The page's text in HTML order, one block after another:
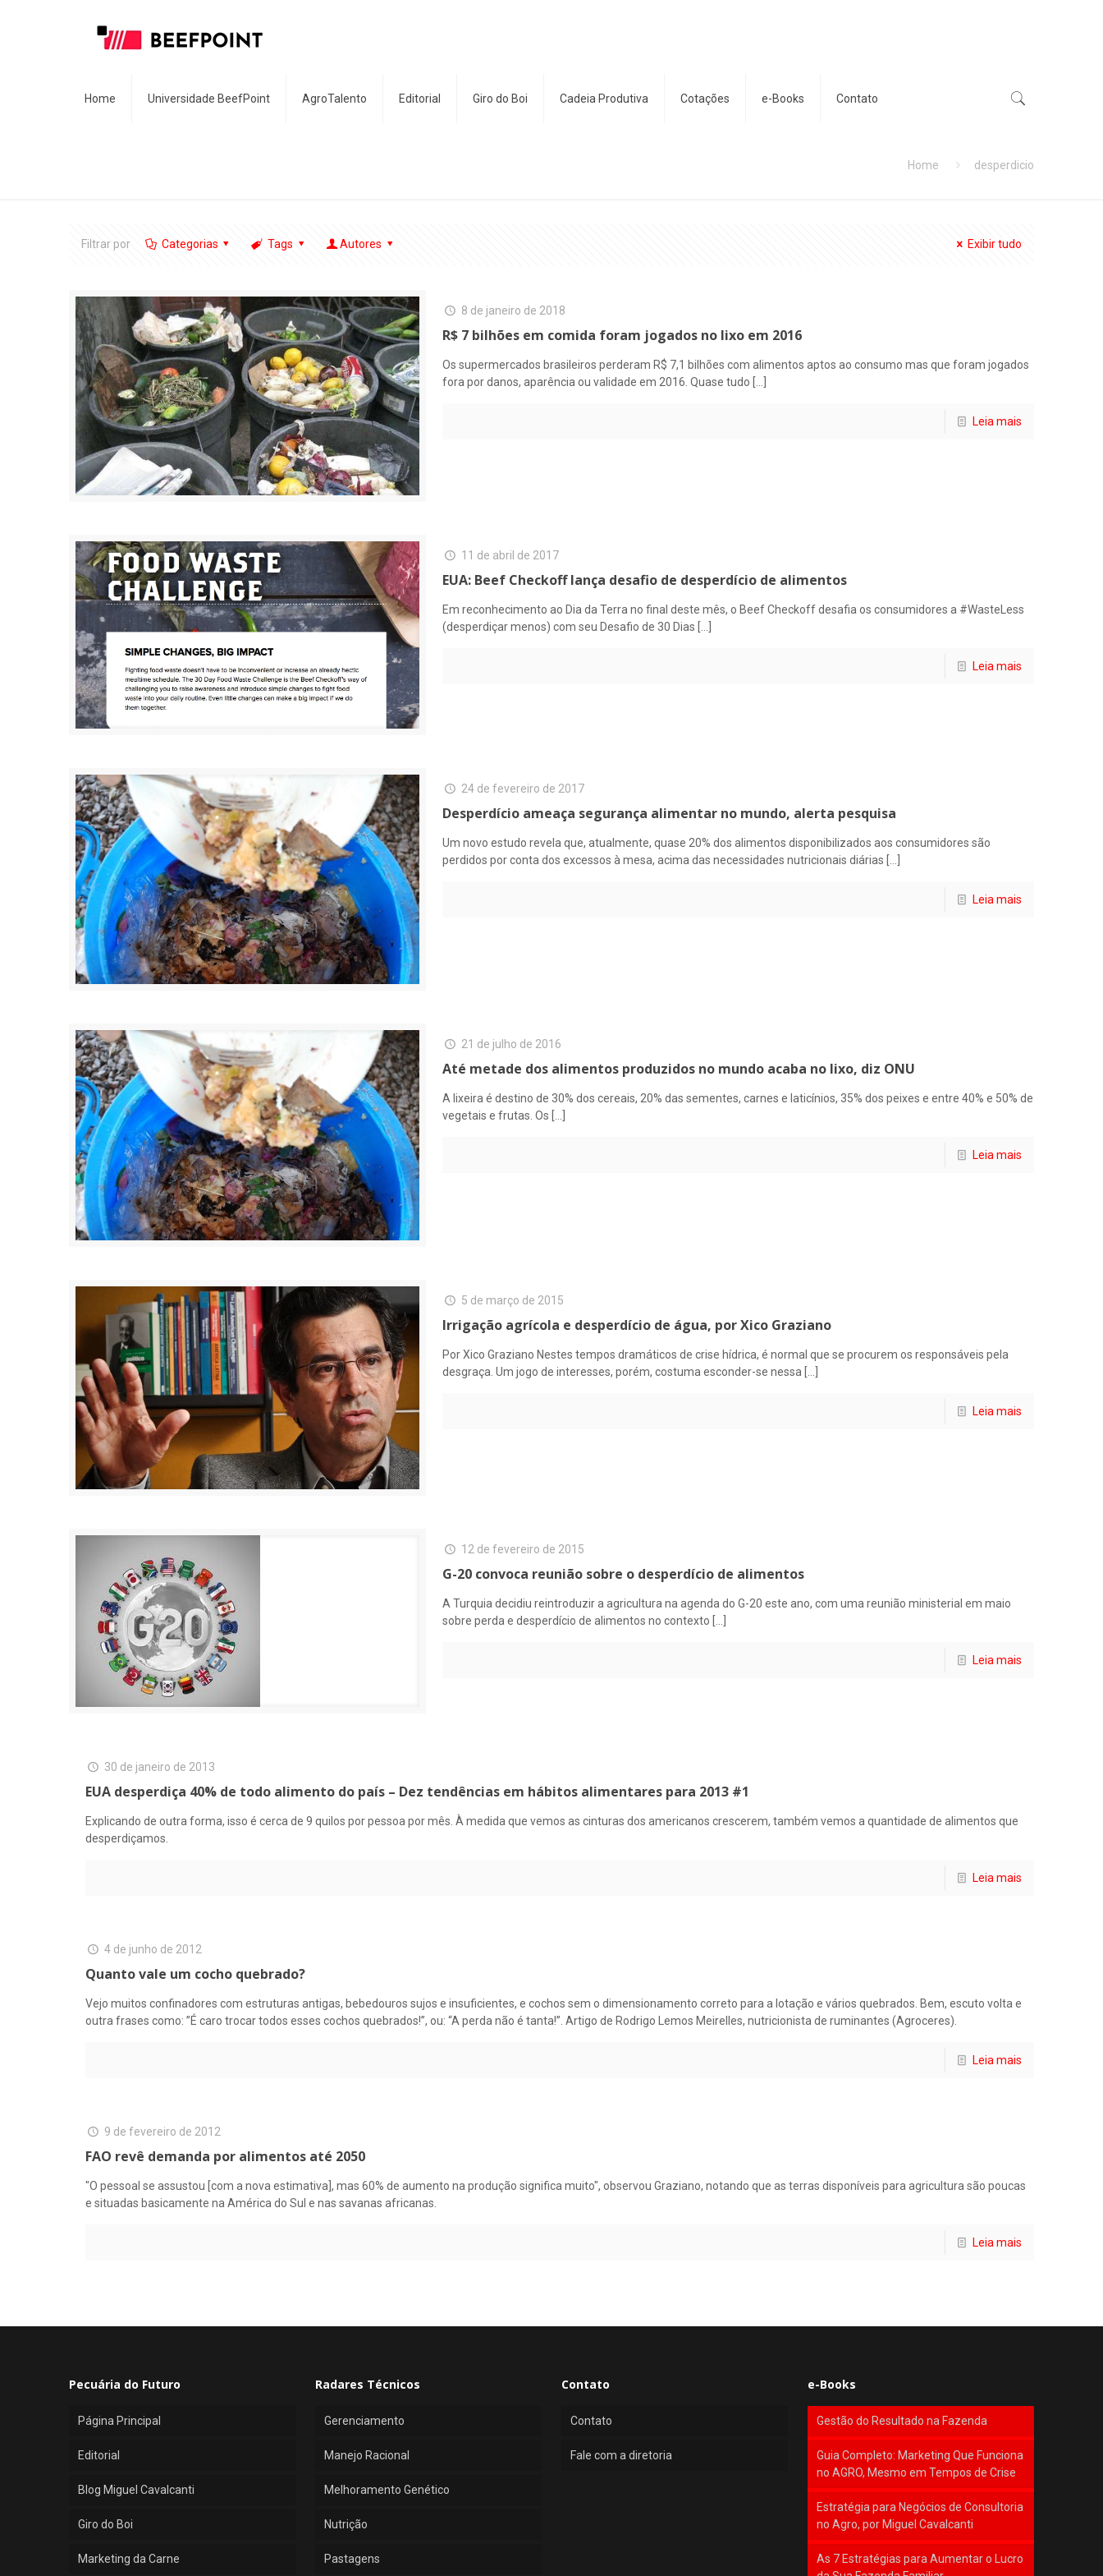
Home Universidade BeefPoint AgroTalento Editorial Giro do Boi Cadeia Produtiva Cotações e-Books Contato
Home desperdicio
Filtrar por Categorias Tags Autores Exibir tudo
8 de janeiro de 2018
R$ 7 bilhões em comida foram jogados no lixo em 2016
Os supermercados brasileiros perderam R$ 7,1 bilhões com alimentos aptos ao consumo mas que foram jogados
fora por danos, aparência ou validade em 2016. Quase tudo
Leia mais
11 de abril de 2017
EUA: Beef Checkoff lança desafio de desperdício de alimentos
Em reconhecimento ao Dia da Terra no final deste mês, o Beef Checkoff desafia os consumidores a #WasteLess
(desperdiçar menos) com seu Desafio de 30 Dias […]
Leia mais
24 de fevereiro de 2017
Desperdício ameaça segurança alimentar no mundo, alerta pesquisa
Um novo estudo revela que, atualmente, quase 20% dos alimentos disponibilizados aos consumidores são
perdidos por conta dos excessos à mesa, acima das necessidades nutricionais diárias
Leia mais
21 de julho de 2016
Até metade dos alimentos produzidos no mundo acaba no lixo, diz ONU
A lixeira é destino de 30% dos cereais, 20% das sementes, carnes e laticínios, 35% dos peixes e entre 40% e 50% de
vegetais e frutas. Os […]
Leia mais
5 de março de 2015
Irrigação agrícola e desperdício de água, por Xico Graziano
Por Xico Graziano Nestes tempos dramáticos de crise hídrica, é normal que se procurem os responsáveis pela
desgraça. Um jogo de interesses, porém, costuma esconder-se nessa
Leia mais
12 de fevereiro de 2015
G-20 convoca reunião sobre o desperdício de alimentos
A Turquia decidiu reintroduzir a agricultura na agenda do G-20 este ano, com uma reunião ministerial em maio
sobre perda e desperdício de alimentos no contexto
Leia mais
30 de janeiro de 2013
EUA desperdiça 40% de todo alimento do país – Dez tendências em hábitos alimentares para 2013 #1
Explicando de outra forma, isso é cerca de 9 quilos por pessoa por mês. À medida que vemos as cinturas dos americanos crescerem, também vemos a quantidade de alimentos que
desperdiçamos.
Leia mais
4 de junho de 2012
Quanto vale um cocho quebrado?
Vejo muitos confinadores com estruturas antigas, bebedouros sujos e insuficientes, e cochos sem o dimensionamento correto para a lotação e vários quebrados. Bem, escuto volta e
outra frases como: ”É caro trocar todos esses cochos quebrados!”, ou: “A perda não é tanta!”. Artigo de Rodrigo Lemos Meirelles, nutricionista de ruminantes (Agroceres).
Leia mais
9 de fevereiro de 2012
FAO revê demanda por alimentos até 2050
"O pessoal se assustou [com a nova estimativa], mas 60% de aumento na produção significa muito", observou Graziano, notando que as terras disponíveis para agricultura são poucas
e situadas basicamente na América do Sul e nas savanas africanas.
Leia mais
Pecuária do Futuro
Página Principal
Editorial
Blog Miguel Cavalcanti
Giro do Boi
Marketing da Carne
Radares Técnicos
Gerenciamento
Manejo Racional
Melhoramento Genético
Nutrição
Pastagens
Contato
Contato
Fale com a diretoria
e-Books
Gestão do Resultado na Fazenda
Guia Completo: Marketing Que Funciona
no AGRO, Mesmo em Tempos de Crise
Estratégia para Negócios de Consultoria
no Agro, por Miguel Cavalcanti
As 7 Estratégias para Aumentar o Lucro